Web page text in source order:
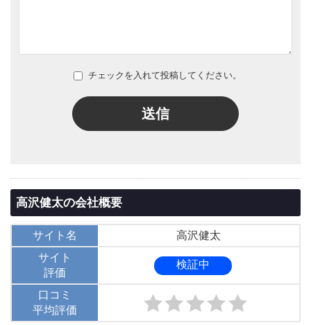
チェックを入れて投稿してください。
送信
高沢健太の会社概要
サイト名
高沢健太
サイト
評価
検証中
口コミ
平均評価